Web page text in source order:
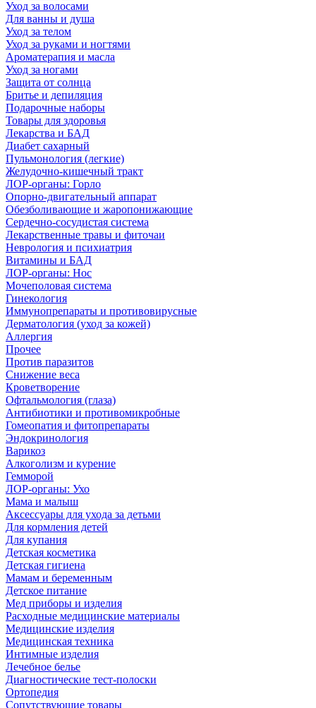
Уход за волосами
Для ванны и душа
Уход за телом
Уход за руками и ногтями
Ароматерапия и масла
Уход за ногами
Защита от солнца
Бритье и депиляция
Подарочные наборы
Товары для здоровья
Лекарства и БАД
Диабет сахарный
Пульмонология (легкие)
Желудочно-кишечный тракт
ЛОР-органы: Горло
Опорно-двигательный аппарат
Обезболивающие и жаропонижающие
Сердечно-сосудистая система
Лекарственные травы и фиточаи
Неврология и психиатрия
Витамины и БАД
ЛОР-органы: Нос
Мочеполовая система
Гинекология
Иммунопрепараты и противовирусные
Дерматология (уход за кожей)
Аллергия
Прочее
Против паразитов
Снижение веса
Кроветворение
Офтальмология (глаза)
Антибиотики и противомикробные
Гомеопатия и фитопрепараты
Эндокринология
Варикоз
Алкоголизм и курение
Гемморой
ЛОР-органы: Ухо
Мама и малыш
Аксессуары для ухода за детьми
Для кормления детей
Для купания
Детская косметика
Детская гигиена
Мамам и беременным
Детское питание
Мед приборы и изделия
Расходные медицинские материалы
Медицинские изделия
Медицинская техника
Интимные изделия
Лечебное белье
Диагностические тест-полоски
Ортопедия
Сопутствующие товары